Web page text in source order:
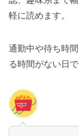
軽に読めます。
通勤中や待ち時
る時間がない日